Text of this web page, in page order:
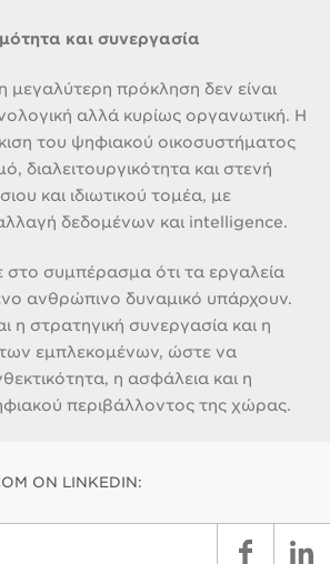
και συνεργασία
μεγαλύτερη πρόκληση δεν είναι
αλλά κυρίως οργανωτική. Η
του ψηφιακού οικοσυστήματος
διαλειτουργικότητα και στενή
και ιδιωτικού τομέα, με
δεδομένων και intelligence.
στο συμπέρασμα ότι τα εργαλεία
ανθρώπινο δυναμικό υπάρχουν.
η στρατηγική συνεργασία και η
εμπλεκομένων, ώστε να
η ασφάλεια και η
περιβάλλοντος της χώρας.
ON LINKEDIN: